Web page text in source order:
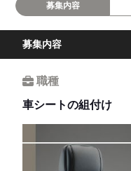
募集内容
募集内容
職種
車シートの組付け